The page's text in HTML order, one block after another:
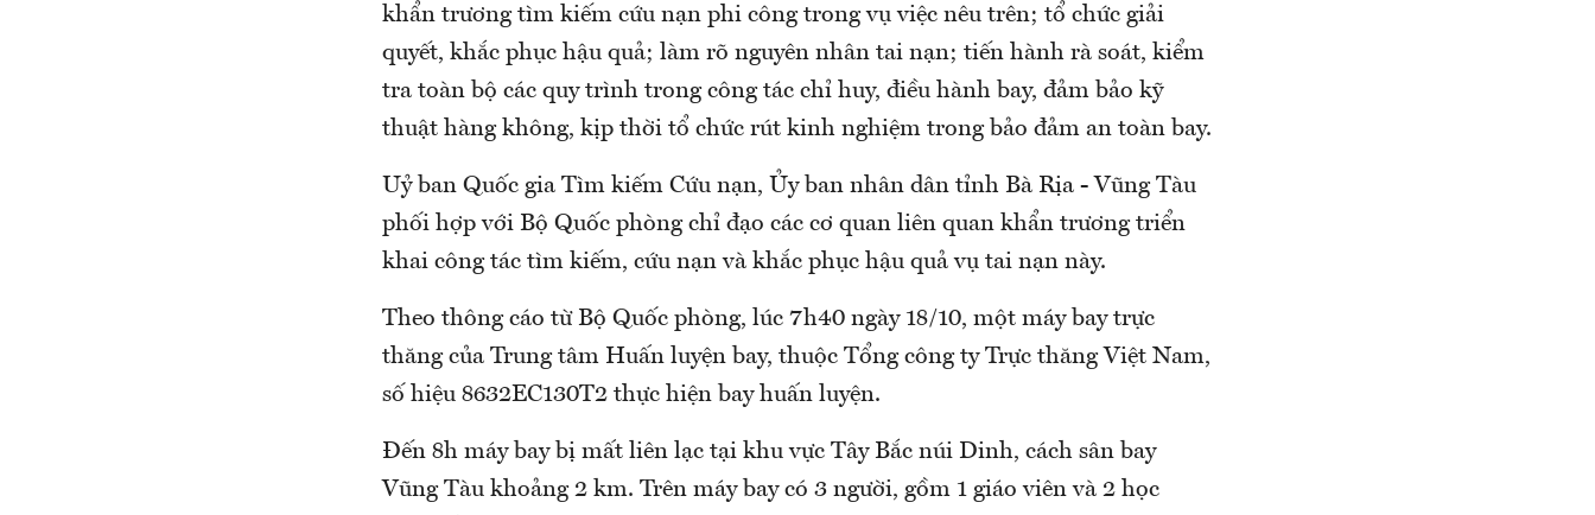
khẩn trương tìm kiếm cứu nạn phi công trong vụ việc nêu trên; tổ chức giải
quyết, khắc phục hậu quả; làm rõ nguyên nhân tai nạn; tiến hành rà soát, kiểm
tra toàn bộ các quy trình trong công tác chỉ huy, điều hành bay, đảm bảo kỹ
thuật hàng không, kịp thời tổ chức rút kinh nghiệm trong bảo đảm an toàn bay.
Uỷ ban Quốc gia Tìm kiếm Cứu nạn, Ủy ban nhân dân tỉnh Bà Rịa - Vũng Tàu
phối hợp với Bộ Quốc phòng chỉ đạo các cơ quan liên quan khẩn trương triển
khai công tác tìm kiếm, cứu nạn và khắc phục hậu quả vụ tai nạn này.
Theo thông cáo từ Bộ Quốc phòng, lúc 7h40 ngày 18/10, một máy bay trực
thăng của Trung tâm Huấn luyện bay, thuộc Tổng công ty Trực thăng Việt Nam,
số hiệu 8632EC130T2 thực hiện bay huấn luyện.
Đến 8h máy bay bị mất liên lạc tại khu vực Tây Bắc núi Dinh, cách sân bay
Vũng Tàu khoảng 2 km. Trên máy bay có 3 người, gồm 1 giáo viên và 2 học